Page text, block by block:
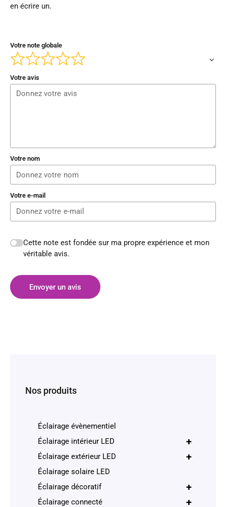
en écrire un.
Votre note globale
Votre avis
Votre nom
Votre e-mail
Cette note est fondée sur ma propre expérience et mon
véritable avis.
Envoyer un avis
Nos produits
Éclairage évènementiel
+
Éclairage intérieur LED
+
Éclairage extérieur LED
Éclairage solaire LED
+
Éclairage décoratif
+
Éclairage connecté